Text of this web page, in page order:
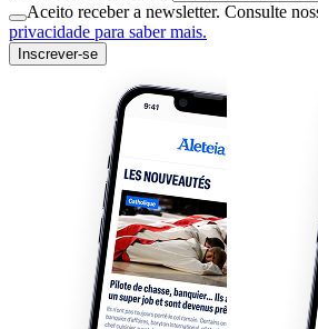
Aceito receber a newsletter. Consulte
privacidade para saber mais.
Inscrever-se